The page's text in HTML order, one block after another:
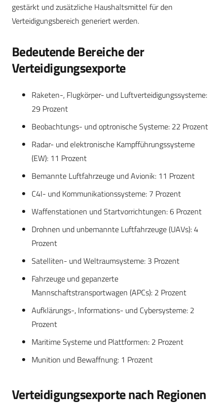
gestärkt und zusätzliche Haushaltsmittel für den
Verteidigungsbereich generiert werden.
Bedeutende Bereiche der
Verteidigungsexporte
Raketen-, Flugkörper- und Luftverteidigungssysteme:
29 Prozent
Beobachtungs- und optronische Systeme: 22 Prozent
Radar- und elektronische Kampfführungssysteme
(EW): 11 Prozent
Bemannte Luftfahrzeuge und Avionik: 11 Prozent
C4I- und Kommunikationssysteme: 7 Prozent
Waffenstationen und Startvorrichtungen: 6 Prozent
Drohnen und unbemannte Luftfahrzeuge (UAVs): 4
Prozent
Satelliten- und Weltraumsysteme: 3 Prozent
Fahrzeuge und gepanzerte
Mannschaftstransportwagen (APCs): 2 Prozent
Aufklärungs-, Informations- und Cybersysteme: 2
Prozent
Maritime Systeme und Plattformen: 2 Prozent
Munition und Bewaffnung: 1 Prozent
Verteidigungsexporte nach Regionen